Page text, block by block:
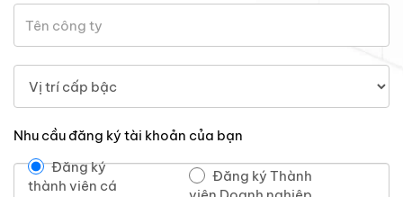
Nhu cầu đăng ký tài khoản của bạn
Đăng ký
thành viên cá
Đăng ký Thành